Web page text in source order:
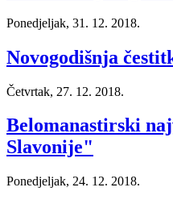
Ponedjeljak, 31. 12. 2018.
Novogodišnja
Četvrtak, 27. 12. 2018.
Belomanastirski
Slavonije"
Ponedjeljak, 24. 12. 2018.